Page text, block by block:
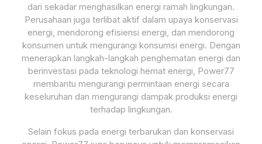
dari sekadar menghasilkan energi ramah lingkungan.
Perusahaan juga terlibat aktif dalam upaya konservasi
energi, mendorong efisiensi energi, dan mendorong
konsumen untuk mengurangi konsumsi energi. Dengan
menerapkan langkah-langkah penghematan energi dan
berinvestasi pada teknologi hemat energi, Power77
membantu mengurangi permintaan energi secara
keseluruhan dan mengurangi dampak produksi energi
terhadap lingkungan.
Selain fokus pada energi terbarukan dan konservasi